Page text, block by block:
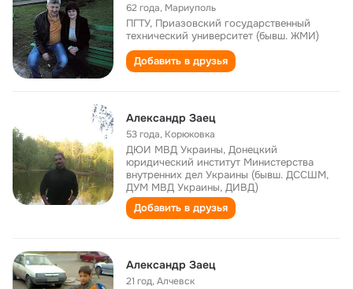
62 года, Мариуполь
ПГТУ, Приазовский государственный
технический университет (бывш. ЖМИ)
Добавить в друзья
Александр Заец
53 года, Корюковка
ДЮИ МВД Украины, Донецкий
юридический институт Министерства
внутренних дел Украины (бывш. ДССШМ,
ДУМ МВД Украины, ДИВД)
Добавить в друзья
Александр Заец
21 год,Алчевск